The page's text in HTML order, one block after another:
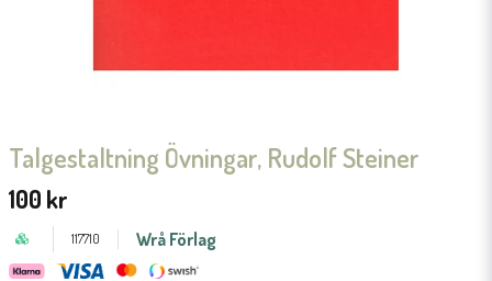
Talgestaltning Övningar, Rudolf Steiner
100 kr
117710 Wrå Förlag